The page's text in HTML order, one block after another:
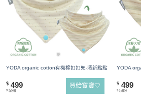
YODA organic cotton有機棉扣扣兜-清新點點
$ 499
$ 599
買給寶寶🤍
YODA
$ 499
$ 599